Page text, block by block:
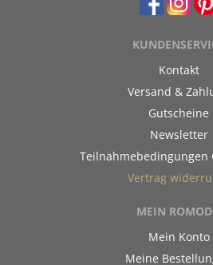
Kontakt
Versand &
Gutscheine
Newsletter
Teilnahmebedingungen
Vertrag
MEIN
Mein Konto
Meine